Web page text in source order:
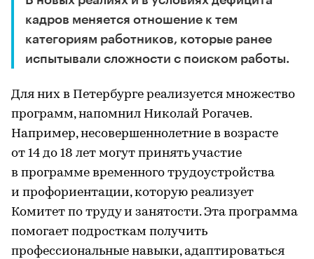
кадров меняется отношение к тем
категориям работников, которые ранее
испытывали сложности с поиском работы.
Для них в Петербурге реализуется множество
программ, напомнил Николай Рогачев.
Например, несовершеннолетние в возрасте
от 14 до 18 лет могут принять участие
в программе временного трудоустройства
и профориентации, которую реализует
Комитет по труду и занятости. Эта программа
помогает подросткам получить
профессиональные навыки, адаптироваться